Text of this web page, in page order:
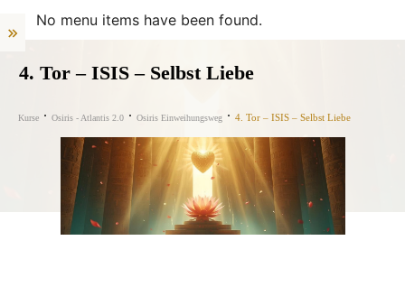
No menu items have been found.
4. Tor – ISIS – Selbst Liebe
Kurse Osiris - Atlantis 2.0 Osiris Einweihungsweg 4. Tor – ISIS – Selbst Liebe